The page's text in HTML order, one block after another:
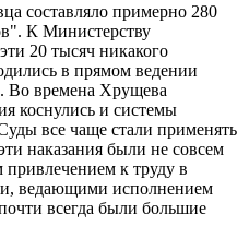
составляло примерно 280
К Министерству
20 тысяч никакого
в прямом ведении
Во времена Хрущева
коснулись и системы
все чаще стали применять
наказания были не совсем
к труду в
ведающими исполнением
всегда были большие